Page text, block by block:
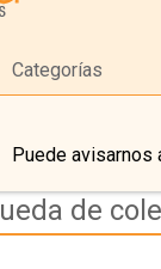
Categorías
Puede
de